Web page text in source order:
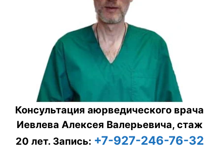
Консультация аюрведического врача
Иевлева Алексея Валерьевича, стаж
20 лет. Запись: +7-927-246-76-32